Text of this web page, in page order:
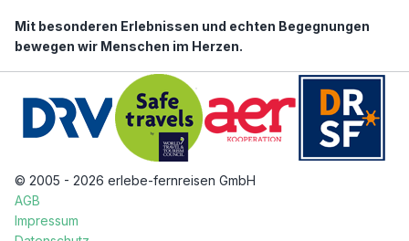
Mit besonderen Erlebnissen und echten Begegnungen
bewegen wir Menschen im Herzen.
© 2005 - 2026 erlebe-fernreisen GmbH
AGB
Impressum